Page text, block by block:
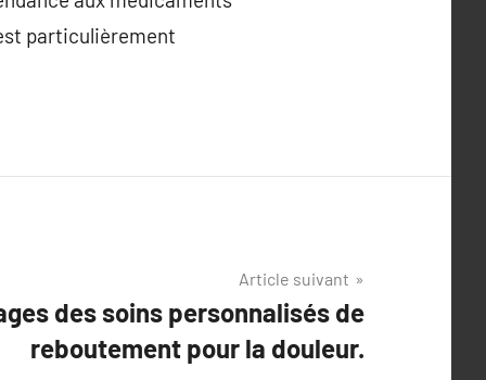
particulièrement
Article suivant
des soins personnalisés de
reboutement pour la douleur.